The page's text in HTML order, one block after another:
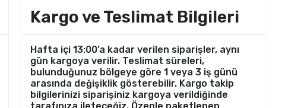
Kargo ve Teslimat Bilgileri
Hafta içi 13:00’a kadar verilen siparişler, aynı
gün kargoya verilir. Teslimat süreleri,
bulunduğunuz bölgeye göre 1 veya 3 iş günü
arasında değişiklik gösterebilir. Kargo takip
bilgilerinizi siparişiniz kargoya verildiğinde